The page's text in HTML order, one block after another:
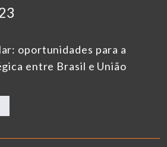
oportunidades para a
entre Brasil e União